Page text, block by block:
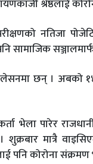
श्रेष्ठलाई
नतिजा
सामाजिक
छन् ।
भेला पारेर
मात्रै
पनि कोरोना